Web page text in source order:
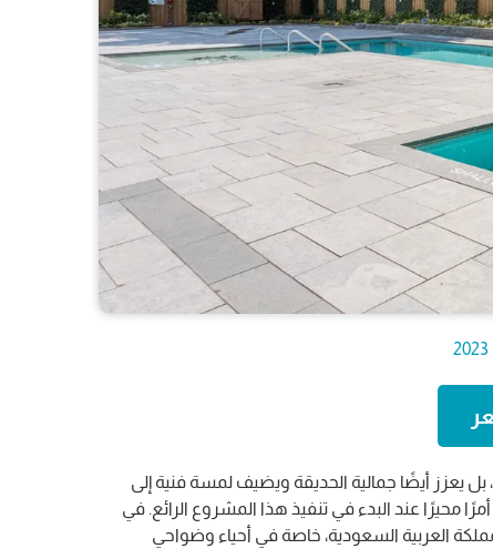
يعزز أيضًا جمالية الحديقة ويضيف لمسة فنية إلى
محيرًا عند البدء في تنفيذ هذا المشروع الرائع. في
العربية السعودية، خاصة في أحياء وضواحي